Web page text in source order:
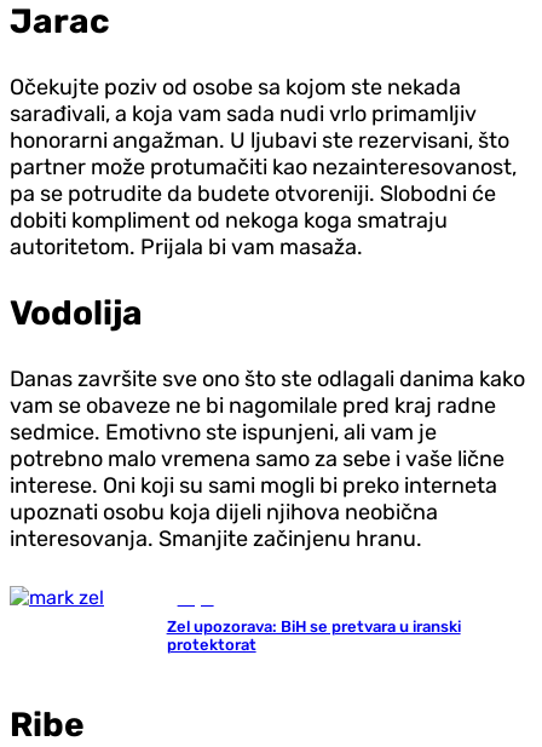
Jarac
Očekujte poziv od osobe sa kojom ste nekada
sarađivali, a koja vam sada nudi vrlo primamljiv
honorarni angažman. U ljubavi ste rezervisani, što
partner može protumačiti kao nezainteresovanost,
pa se potrudite da budete otvoreniji. Slobodni će
dobiti kompliment od nekoga koga smatraju
autoritetom. Prijala bi vam masaža.
Vodolija
Danas završite sve ono što ste odlagali danima kako
vam se obaveze ne bi nagomilale pred kraj radne
sedmice. Emotivno ste ispunjeni, ali vam je
potrebno malo vremena samo za sebe i vaše lične
interese. Oni koji su sami mogli bi preko interneta
upoznati osobu koja dijeli njihova neobična
interesovanja. Smanjite začinjenu hranu.
Zel upozorava: BiH se pretvara u iranski
protektorat
Ribe